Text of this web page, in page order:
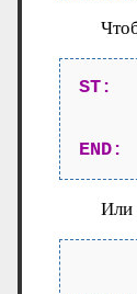
ST:
END:
Или